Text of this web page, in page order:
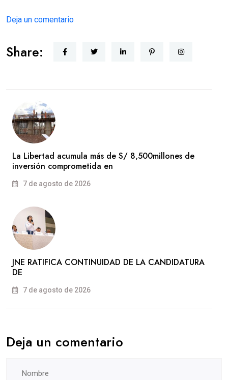
Deja un comentario
Share:
La Libertad acumula más de S/ 8,500millones de
inversión comprometida en
7 de agosto de 2026
JNE RATIFICA CONTINUIDAD DE LA CANDIDATURA
DE
7 de agosto de 2026
Deja un comentario